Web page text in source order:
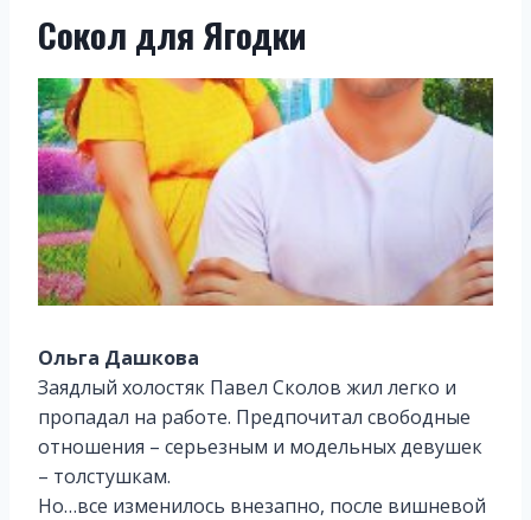
Сокол для Ягодки
Ольга Дашкова
Заядлый холостяк Павел Сколов жил легко и
пропадал на работе. Предпочитал свободные
отношения – серьезным и модельных девушек
– толстушкам.
Но…все изменилось внезапно, после вишневой